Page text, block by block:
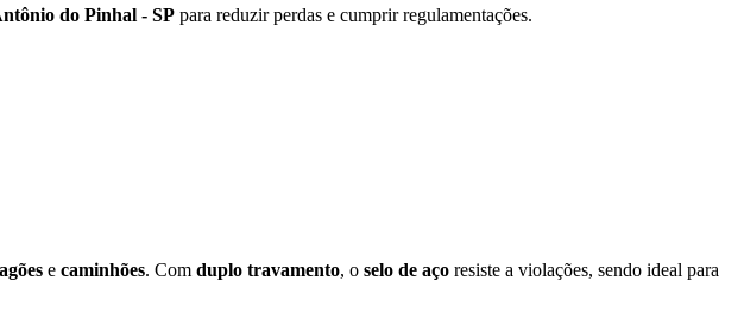
do Pinhal - SP para reduzir perdas e cumprir regulamentações.
e caminhões. Com duplo travamento, o selo de aço resiste a violações, sendo ideal para